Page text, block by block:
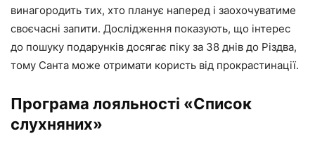
винагородить тих, хто планує наперед і заохочуватиме
своєчасні запити. Дослідження показують, що інтерес
до пошуку подарунків досягає піку за 38 днів до Різдва,
тому Санта може отримати користь від прокрастинації.
Програма лояльності «Список
слухняних»